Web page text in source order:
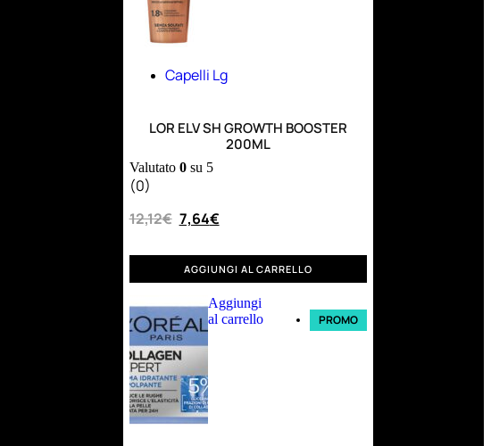
Capelli Lg
LOR ELV SH GROWTH BOOSTER
200ML
Valutato 0su 5
(0)
12,12€ 7,64€
AGGIUNGI AL CARRELLO
Aggiungi
al carrello
PROMO